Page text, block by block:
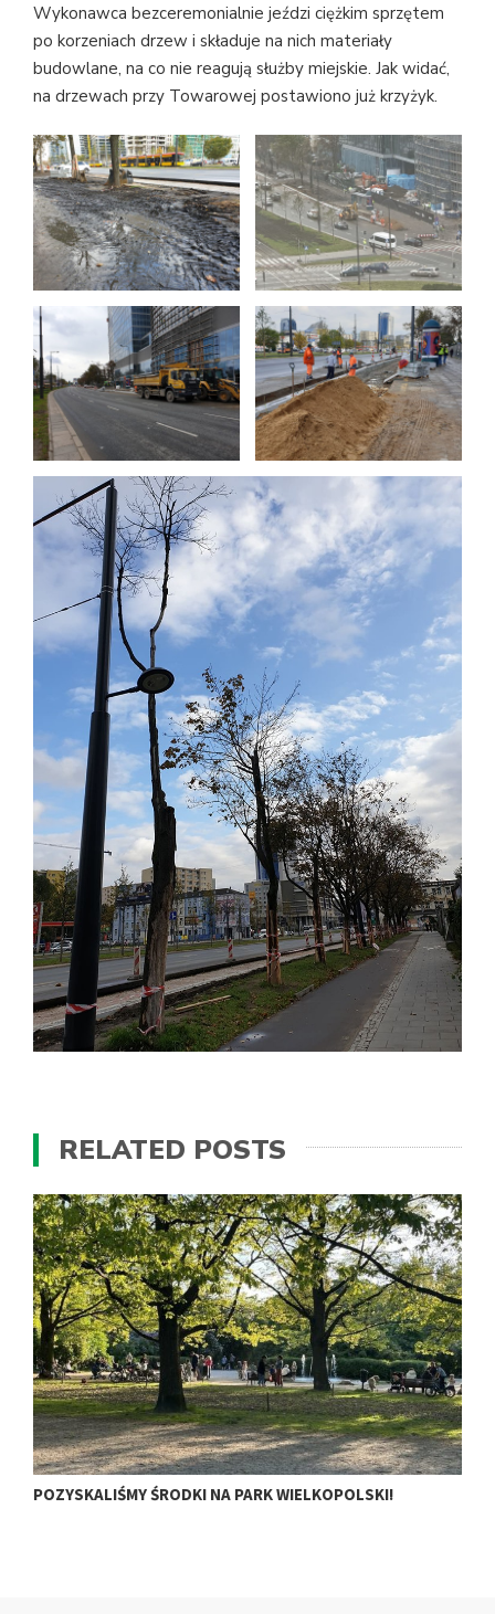
Wykonawca bezceremonialnie jeździ ciężkim sprzętem
po korzeniach drzew i składuje na nich materiały
budowlane, na co nie reagują służby miejskie. Jak widać,
na drzewach przy Towarowej postawiono już krzyżyk.
RELATED POSTS
POZYSKALIŚMY ŚRODKI NA PARK WIELKOPOLSKI!